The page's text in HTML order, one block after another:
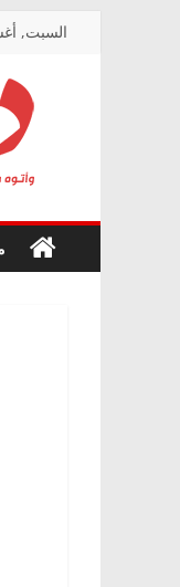
السبت,
في
درب..